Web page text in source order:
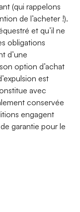
(qui rappelons
de l’acheter !).
et qu’il ne
obligations
d’une
option d’achat
est
avec
conservée
engagent
garantie pour le